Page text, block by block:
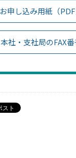
お申し込み用紙（PDF
本社・支社局のFAX番